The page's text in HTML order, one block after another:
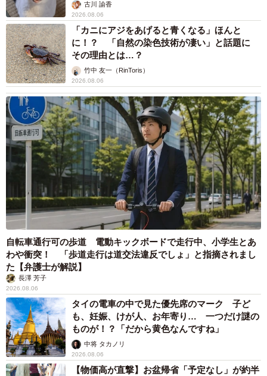
古川 諭香
2026.08.06
「カニにアジをあげると青くなる」ほんと
に！？ 「自然の染色技術が凄い」と話題に
その理由とは…？
竹中 友一（RinToris）
2026.08.06
自転車通行可の歩道 電動キックボードで走行中、小学生とあ
わや衝突！ 「歩道走行は道交法違反でしょ」と指摘されまし
た【弁護士が解説】
長澤 芳子
2026.08.06
タイの電車の中で見た優先席のマーク 子ど
も、妊娠、けが人、お年寄り… 一つだけ謎の
ものが！？「だから黄色なんですね」
中将 タカノリ
2026.08.06
【物価高が直撃】お盆帰省「予定なし」が約半